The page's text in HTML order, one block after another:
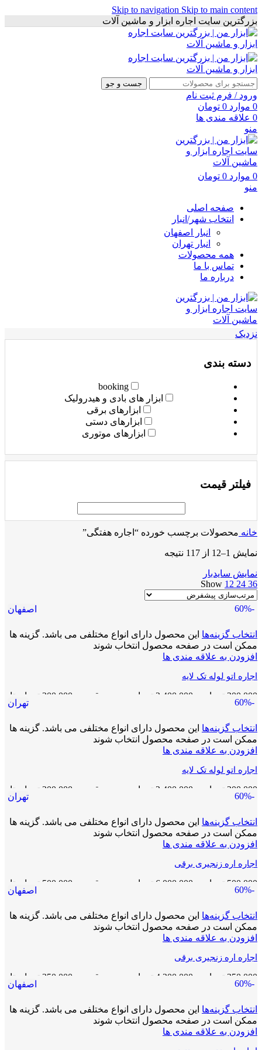
Skip to navigation Skip to main content
بزرگترین سایت اجاره ابزار و ماشین آلات
جست و جو
ورود / فرم ثبت نام
0 موارد 0 تومان
0 علاقه مندی ها
منو
0 موارد 0 تومان
منو
صفحه اصلی
انتخاب شهر/انبار
انبار اصفهان
انبار تهران
همه محصولات
تماس با ما
درباره ما
نزدیک
دسته بندی
booking
ابزار های بادی و هیدرولیک
ابزارهای برقی
ابزارهای دستی
ابزارهای موتوری
فیلتر قیمت
خانه محصولات برچسب خورده “اجاره هفتگی”
نمایش 1–12 از 117 نتیجه
نمایش سایدبار
Show 12 24 36
-60% اصفهان
انتخاب گزینه‌ها این محصول دارای انواع مختلفی می باشد. گزینه ها
ممکن است در صفحه محصول انتخاب شوند
افزودن به علاقه مندی ها
اجاره اتو لوله تک لایه
200,000 تومان 2,400,000 تومان
محدوده قیمت: 200,000 تومان تا
2,400,000 تومان
-60% تهران
انتخاب گزینه‌ها این محصول دارای انواع مختلفی می باشد. گزینه ها
ممکن است در صفحه محصول انتخاب شوند
افزودن به علاقه مندی ها
اجاره اتو لوله تک لایه
200,000 تومان 2,400,000 تومان
محدوده قیمت: 200,000 تومان تا
2,400,000 تومان
-60% تهران
انتخاب گزینه‌ها این محصول دارای انواع مختلفی می باشد. گزینه ها
ممکن است در صفحه محصول انتخاب شوند
افزودن به علاقه مندی ها
اجاره اره زنجیری برقی
500,000 تومان 6,000,000 تومان
محدوده قیمت: 500,000 تومان تا
6,000,000 تومان
-60% اصفهان
انتخاب گزینه‌ها این محصول دارای انواع مختلفی می باشد. گزینه ها
ممکن است در صفحه محصول انتخاب شوند
افزودن به علاقه مندی ها
اجاره اره زنجیری برقی
350,000 تومان 4,200,000 تومان
محدوده قیمت: 350,000 تومان تا
4,200,000 تومان
-60% اصفهان
انتخاب گزینه‌ها این محصول دارای انواع مختلفی می باشد. گزینه ها
ممکن است در صفحه محصول انتخاب شوند
افزودن به علاقه مندی ها